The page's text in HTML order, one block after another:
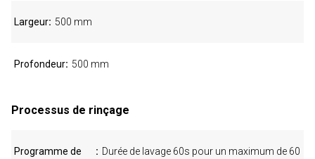
Largeur 500 mm
Profondeur 500 mm
Processus de rinçage
Programme de
Durée de lavage 60s pour un maximum de 60